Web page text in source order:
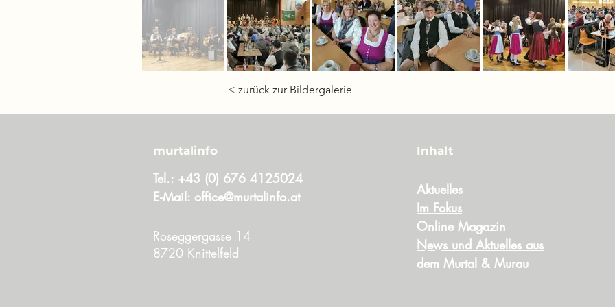
< zurück zur Bildergalerie
murtalinfo
Tel.: +43 (0) 676 4125024
E-Mail: office@murtalinfo.at
Roseggergasse 14
8720 Knittelfeld
Inhalt
Aktuelles
Im Fokus
Online Magazin
News und Aktuelles aus
dem Murtal & Murau